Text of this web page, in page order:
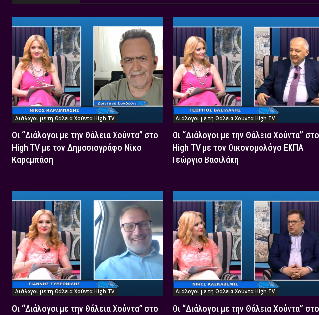
Διάλογοι με τη Θάλεια Χούντα High TV
Οι “Διάλογοι με την Θάλεια Χούντα” στο
High TV με τον Δημοσιογράφο Νίκο
Καραμπάση
Διάλογοι με τη Θάλεια Χούντα High TV
Οι “Διάλογοι με την Θάλεια Χούντα” στο
High TV με τον Οικονομολόγο ΕΚΠΑ
Γεώργιο Βασιλάκη
Διάλογοι με τη Θάλεια Χούντα High TV
Οι “Διάλογοι με την Θάλεια Χούντα” στο
Διάλογοι με τη Θάλεια Χούντα High TV
Οι “Διάλογοι με την Θάλεια Χούντα” στο